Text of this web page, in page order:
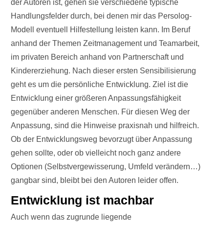
der Autoren ist, gehen sie verschiedene typische
Handlungsfelder durch, bei denen mir das Persolog-
Modell eventuell Hilfestellung leisten kann. Im Beruf
anhand der Themen Zeitmanagement und Teamarbeit,
im privaten Bereich anhand von Partnerschaft und
Kindererziehung. Nach dieser ersten Sensibilisierung
geht es um die persönliche Entwicklung. Ziel ist die
Entwicklung einer größeren Anpassungsfähigkeit
gegenüber anderen Menschen. Für diesen Weg der
Anpassung, sind die Hinweise praxisnah und hilfreich.
Ob der Entwicklungsweg bevorzugt über Anpassung
gehen sollte, oder ob vielleicht noch ganz andere
Optionen (Selbstvergewisserung, Umfeld verändern…)
gangbar sind, bleibt bei den Autoren leider offen.
Entwicklung ist machbar
Auch wenn das zugrunde liegende